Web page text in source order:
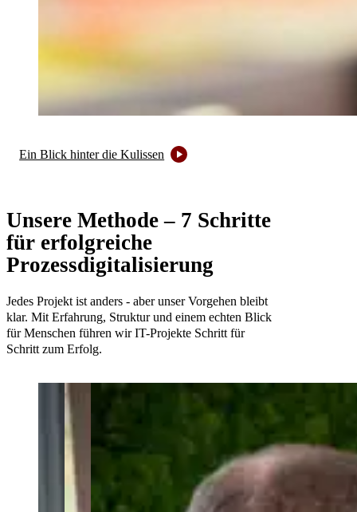
Ein Blick hinter die Kulissen
Unsere Methode – 7 Schritte
für erfolgreiche
Prozessdigitalisierung
Jedes Projekt ist anders - aber unser Vorgehen bleibt
klar. Mit Erfahrung, Struktur und einem echten Blick
für Menschen führen wir IT-Projekte Schritt für
Schritt zum Erfolg.